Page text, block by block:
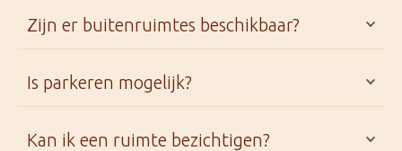
Zijn er buitenruimtes beschikbaar?
Is parkeren mogelijk?
Kan ik een ruimte bezichtigen?